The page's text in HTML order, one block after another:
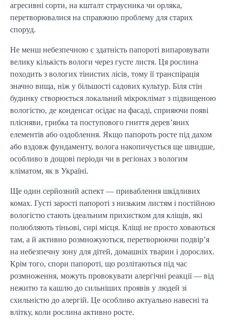
агресивні сорти, на кшталт страусника чи орляка,
перетворювалися на справжню проблему для старих
споруд.
Не менш небезпечною є здатність папороті випаровувати
велику кількість вологи через густе листя. Ця рослина
походить з вологих тінистих лісів, тому її транспірація
значно вища, ніж у більшості садових культур. Біля стін
будинку створюється локальний мікроклімат з підвищеною
вологістю, де конденсат осідає на фасаді, сприяючи появі
плісняви, грибка та поступового гниття дерев’яних
елементів або оздоблення. Якщо папороть росте під дахом
або вздовж фундаменту, волога накопичується ще швидше,
особливо в дощові періоди чи в регіонах з вологим
кліматом, як в Україні.
Ще один серйозний аспект — приваблення шкідливих
комах. Густі зарості папороті з низьким листям і постійною
вологістю стають ідеальним прихистком для кліщів, які
полюбляють тіньові, сирі місця. Кліщі не просто ховаються
там, а й активно розмножуються, перетворюючи подвір’я
на небезпечну зону для дітей, домашніх тварин і дорослих.
Крім того, спори папороті, що розлітаються під час
розмноження, можуть провокувати алергічні реакції — від
нежитю та кашлю до сильніших проявів у людей зі
схильністю до алергій. Це особливо актуально навесні та
влітку, коли рослина активно росте.